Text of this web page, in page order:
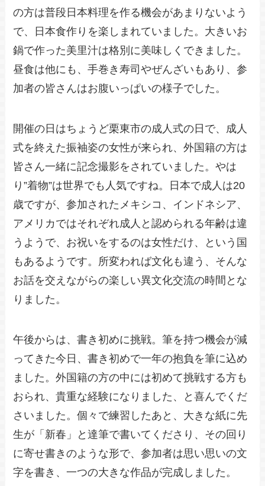
の方は普段日本料理を作る機会があまりないよう
で、日本食作りを楽しまれていました。大きいお
鍋で作った美里汁は格別に美味しくできました。
昼食は他にも、手巻き寿司やぜんざいもあり、参
加者の皆さんはお腹いっぱいの様子でした。
開催の日はちょうど栗東市の成人式の日で、成人
式を終えた振袖姿の女性が来られ、外国籍の方は
皆さん一緒に記念撮影をされていました。やは
り”着物”は世界でも人気ですね。日本で成人は20
歳ですが、参加されたメキシコ、インドネシア、
アメリカではそれぞれ成人と認められる年齢は違
うようで、お祝いをするのは女性だけ、という国
もあるようです。所変われば文化も違う、そんな
お話を交えながらの楽しい異文化交流の時間とな
りました。
午後からは、書き初めに挑戦。筆を持つ機会が減
ってきた今日、書き初めで一年の抱負を筆に込め
ました。外国籍の方の中には初めて挑戦する方も
おられ、貴重な経験になりました、と喜んでくだ
さいました。個々で練習したあと、大きな紙に先
生が「新春」と達筆で書いてくださり、その回り
に寄せ書きのような形で、参加者は思い思いの文
字を書き、一つの大きな作品が完成しました。